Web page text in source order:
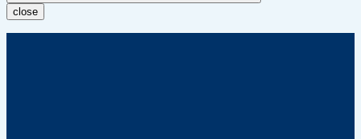
close